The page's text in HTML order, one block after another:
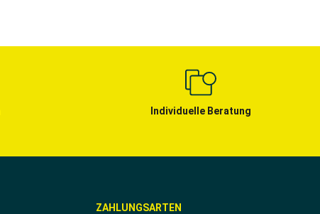
Individuelle Beratung
ZAHLUNGSARTEN